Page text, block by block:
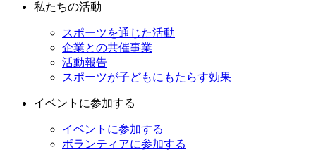
私たちの活動
スポーツを通じた活動
企業との共催事業
活動報告
スポーツが子どもにもたらす効果
イベントに参加する
イベントに参加する
ボランティアに参加する